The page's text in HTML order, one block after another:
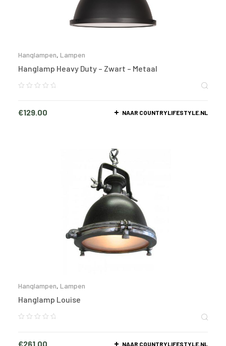
Hanglampen, Lampen
Hanglamp Heavy Duty – Zwart – Metaal
€129.00 NAAR COUNTRYLIFESTYLE.NL
Hanglampen, Lampen
Hanglamp Louise
€261.00 NAAR COUNTRYLIFESTYLE.NL